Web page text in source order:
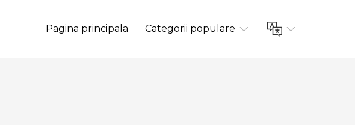
Pagina principala Categorii populare